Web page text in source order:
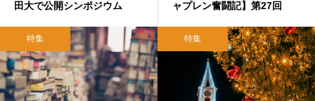
田大で公開シンポジウム
ャプレン奮闘記】第27回
特集 特集